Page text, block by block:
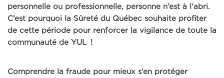
personnelle ou professionnelle, personne n’est à l’abri.
C’est pourquoi la Sûreté du Québec souhaite profiter
de cette période pour renforcer la vigilance de toute la
communauté de YUL !
Comprendre la fraude pour mieux s’en protéger